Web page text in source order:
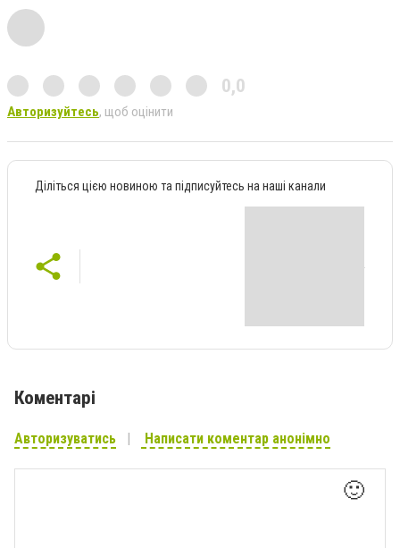
0,0
Авторизуйтесь, щоб оцінити
Діліться цією новиною та підписуйтесь на наші канали
Коментарі
Авторизуватись Написати коментар анонімно
🙂